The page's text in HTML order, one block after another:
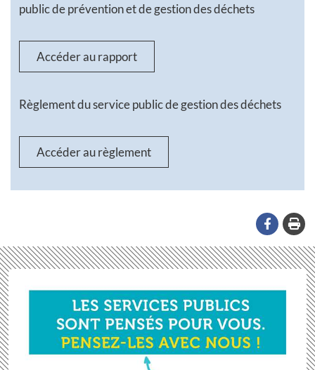
public de prévention et de gestion des déchets
Accéder au rapport
Règlement du service public de gestion des déchets
Accéder au règlement